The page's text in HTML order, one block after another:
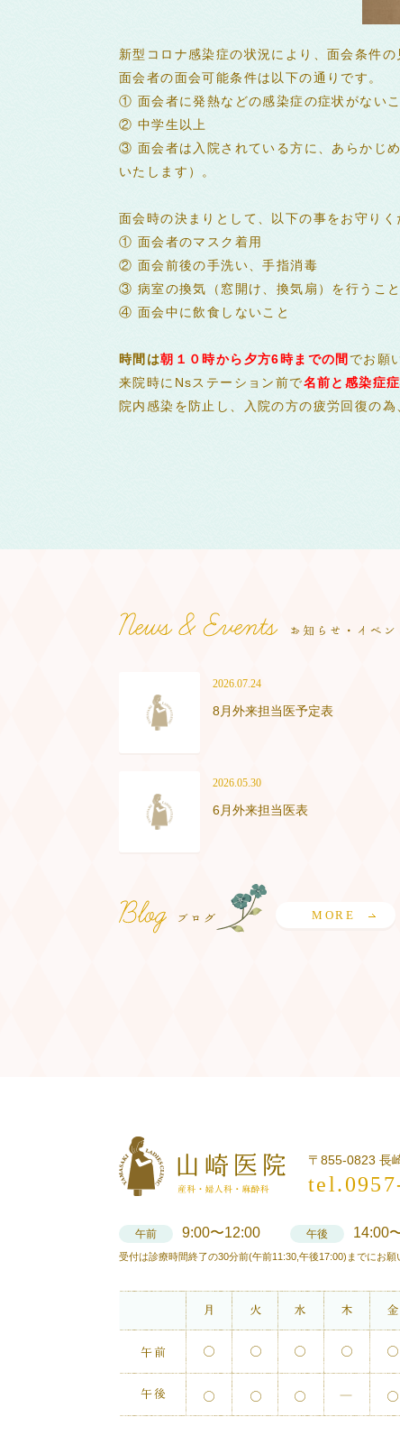
新型コロナ感染症の状況により、面会条件の
面会者の面会可能条件は以下の通りです。
① 面会者に発熱などの感染症の症状がないこ
② 中学生以上
③ 面会者は入院されている方に、あらかじ
いたします）。
面会時の決まりとして、以下の事をお守りく
① 面会者のマスク着用
② 面会前後の手洗い、手指消毒
③ 病室の換気（窓開け、換気扇）を行うこと
④ 面会中に飲食しないこと
時間は朝１０時から夕方6時までの間 でお願
来院時にNsステーション前で名前と感染症
院内感染を防止し、入院の方の疲労回復の
2026.07.24
8月外来担当医予定表
2026.05.30
6月外来担当医表
MORE
〒855-0823 長
午前 9:00〜12:00 午後 14:00
受付は診療時間終了の30分前(午前11:30,午後17:00)までにお願